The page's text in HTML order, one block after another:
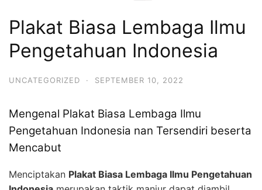
Plakat Biasa Lembaga Ilmu
Pengetahuan Indonesia
UNCATEGORIZED · SEPTEMBER 10, 2022
Mengenal Plakat Biasa Lembaga Ilmu
Pengetahuan Indonesia nan Tersendiri beserta
Mencabut
Menciptakan Plakat Biasa Lembaga Ilmu Pengetahuan